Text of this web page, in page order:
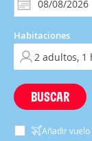
Habitaciones
BUSCAR
Añadir vuelo